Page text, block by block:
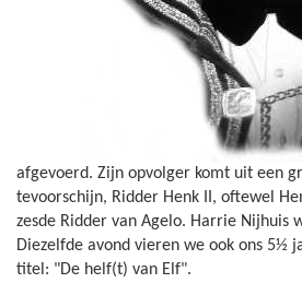
afgevoerd. Zijn opvolger komt uit een
tevoorschijn, Ridder Henk II, oftewel
zesde Ridder van Agelo. Harrie Nijhuis
Diezelfde avond vieren we ook ons 5½
titel: "De helf(t) van Elf".